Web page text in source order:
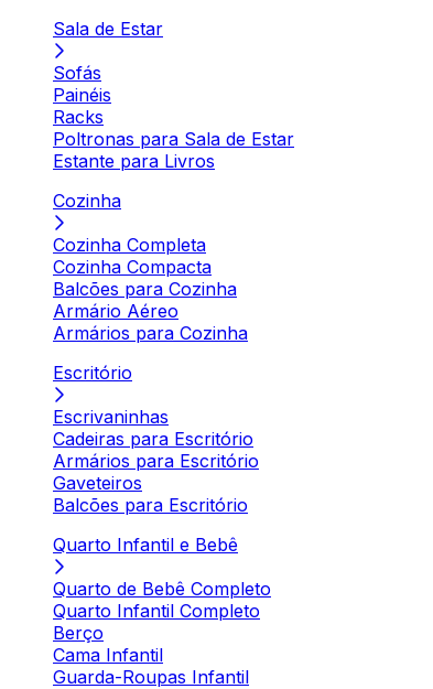
Sala de Estar
Sofás
Painéis
Racks
Poltronas para Sala de Estar
Estante para Livros
Cozinha
Cozinha Completa
Cozinha Compacta
Balcões para Cozinha
Armário Aéreo
Armários para Cozinha
Escritório
Escrivaninhas
Cadeiras para Escritório
Armários para Escritório
Gaveteiros
Balcões para Escritório
Quarto Infantil e Bebê
Quarto de Bebê Completo
Quarto Infantil Completo
Berço
Cama Infantil
Guarda-Roupas Infantil